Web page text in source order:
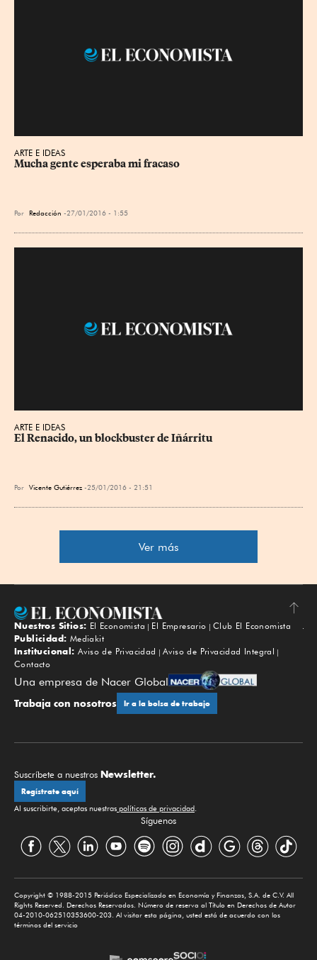
ARTE E IDEAS
Mucha gente esperaba mi fracaso
Por Redacción 27/01/2016 - 1:55
ARTE E IDEAS
El Renacido, un blockbuster de Iñárritu
Por Vicente Gutiérrez 25/01/2016 - 21:51
Ver más
Subir
Nuestros Sitios: El Economista El Empresario
Club El Economista
Publicidad: Mediakit
Institucional: Aviso de Privacidad
Aviso de Privacidad Integral
Contacto
Una empresa de Nacer Global
Trabaja con nosotros Ir a la bolsa de trabajo
Suscríbete a nuestros Newsletter.
Regístrate aquí
Al suscribirte, aceptas nuestras políticas de privacidad.
Síguenos
Copyright © 1988-2015 Periódico Especializado en Economía y Finanzas, S.A. de C.V. All
Rights Reserved. Derechos Reservados. Número de reserva al Título en Derechos de Autor
04-2010-062510353600-203. Al visitar esta página, usted está de acuerdo con los
términos del servicio